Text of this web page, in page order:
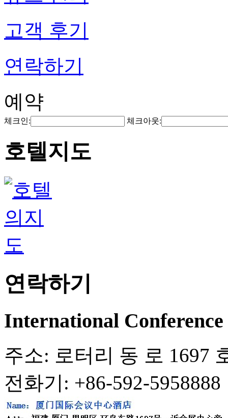
고객 후기
연락하기
예약
체크인: 체크아웃:
호텔지도
연락하기
International
주소: 로터리 동 로 1697
전화기: +86-592-5958888